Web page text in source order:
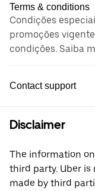
Terms & conditions
Condições
promoções
condições. Saiba
Contact support
Disclaimer
The information
third party. Uber
made by third